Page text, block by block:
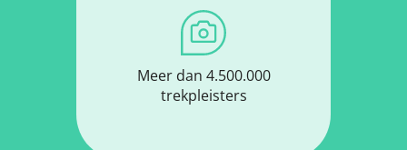
Meer dan 4.500.000
trekpleisters